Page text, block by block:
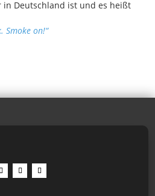
in Deutschland ist und es heißt
Smoke on!“